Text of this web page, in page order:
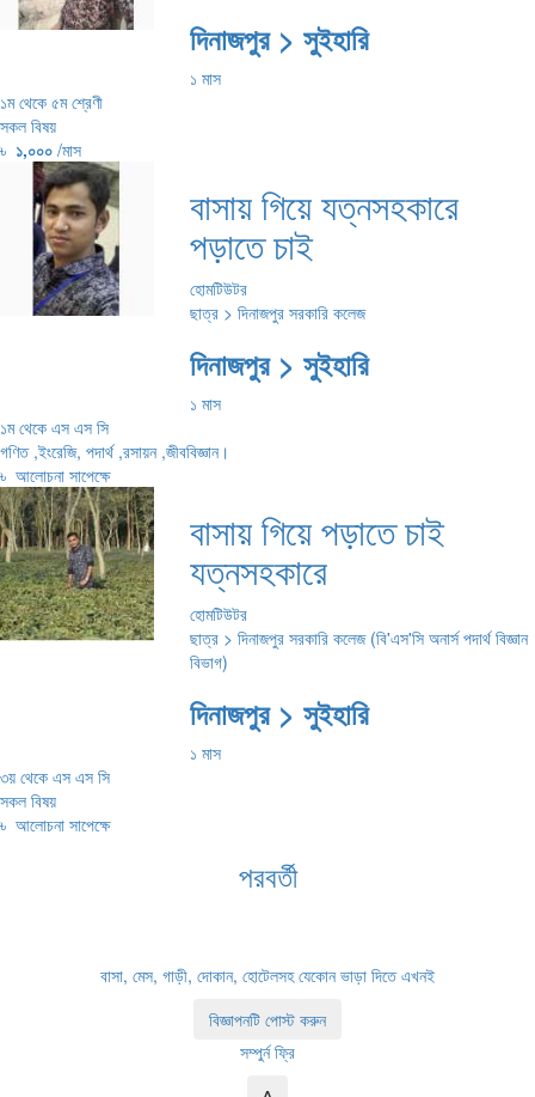
দিনাজপুর > সুইহারি
১ মাস
১ম থেকে ৫ম শ্রেণী
সকল বিষয়
৳ ১,০০০ /মাস
বাসায় গিয়ে যত্নসহকারে
পড়াতে চাই
হোমটিউটর
ছাত্র > দিনাজপুর সরকারি কলেজ
দিনাজপুর > সুইহারি
১ মাস
১ম থেকে এস এস সি
গণিত ,ইংরেজি, পদার্থ ,রসায়ন ,জীববিজ্ঞান।
৳ আলোচনা সাপেক্ষে
বাসায় গিয়ে পড়াতে চাই
যত্নসহকারে
হোমটিউটর
ছাত্র > দিনাজপুর সরকারি কলেজ (বি'এস'সি অনার্স পদার্থ বিজ্ঞান
বিভাগ)
দিনাজপুর > সুইহারি
১ মাস
৩য় থেকে এস এস সি
সকল বিষয়
৳ আলোচনা সাপেক্ষে
পরবর্তী
বাসা, মেস, গাড়ী, দোকান, হোটেলসহ যেকোন ভাড়া দিতে এখনই
বিজ্ঞাপনটি পোস্ট করুন
সম্পুর্ন ফ্রি